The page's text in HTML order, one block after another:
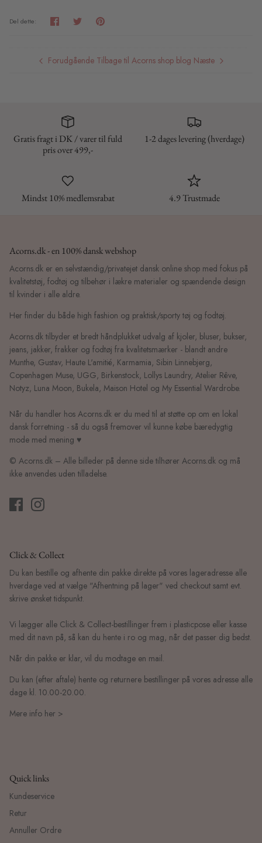
Del dette: Del Tweet Pin
Forudgående Tilbage til Acorns shop blog Næste
Gratis fragt i DK / varer til fuld
pris over 499,-
1-2 dages levering (hverdage)
Mindst 10% medlemsrabat 4.9 Trustmade
Acorns.dk - en 100% dansk webshop
Acorns.dk er en selvstændig/privatejet dansk online shop med fokus på
kvalitetstøj, fodtøj og tilbehør i lækre materialer og spændende design
til kvinder i alle aldre.
Her finder du både high fashion og praktisk/sporty tøj og fodtøj.
Acorns.dk tilbyder et bredt håndplukket udvalg af kjoler, bluser, bukser,
jeans, jakker, frakker og fodtøj fra kvalitetsmærker - blandt andre
Munthe, Gustav, Haute L'amitié, Karmamia, Sibin Linnebjerg,
Copenhagen Muse, UGG, Birkenstock, Lollys Laundry, Atelier Rêve,
Notyz, Luna Moon, Bukela, Maison Hotel og My Essential Wardrobe.
Når du handler hos Acorns.dk er du med til at støtte op om en lokal
dansk forretning - så du også fremover vil kunne købe bæredygtig
mode med mening ♥
© Acorns.dk – Alle billeder på denne side tilhører Acorns.dk og må
ikke anvendes uden tilladelse.
Click & Collect
Du kan bestille og afhente din pakke direkte på vores lageradresse alle
hverdage ved at vælge "Afhentning på lager" ved checkout samt evt.
skrive ønsket tidspunkt.
Vi lægger alle Click & Collect-bestillinger frem i plasticpose eller kasse
med dit navn på, så kan du hente i ro og mag, når det passer dig bedst.
Når din pakke er klar, vil du modtage en mail.
Du kan (efter aftale) hente og returnere bestillinger på vores adresse alle
dage kl. 10.00-20.00.
Mere info her >
Quick links
Kundeservice
Retur
Annuller Ordre